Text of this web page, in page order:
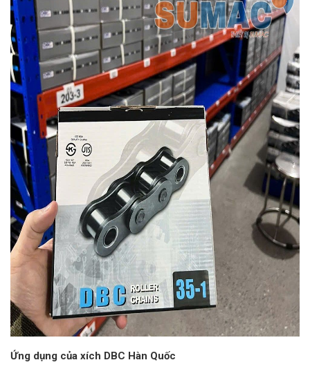
Ứng dụng của xích DBC Hàn Quốc